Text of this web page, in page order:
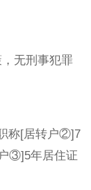
，无刑事犯罪
称[居转户②]7
③]5年居住证